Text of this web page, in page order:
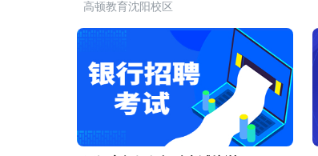
高顿教育沈阳校区